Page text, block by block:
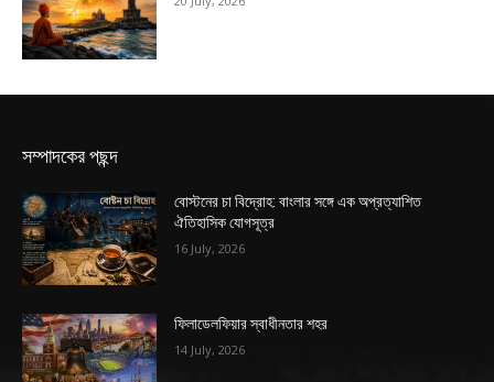
সম্পাদকের পছন্দ
বোস্টনের চা বিদ্রোহ: বাংলার সঙ্গে এক অপ্রত্যাশিত
ঐতিহাসিক যোগসূত্র
16 July, 2026
ফিলাডেলফিয়ার স্বাধীনতার শহর
14 July, 2026